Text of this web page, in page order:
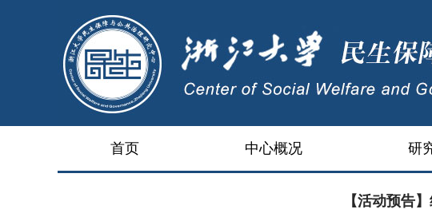
首页 中心概况 研
【活动预告